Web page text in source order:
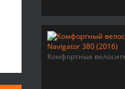
Комфортные